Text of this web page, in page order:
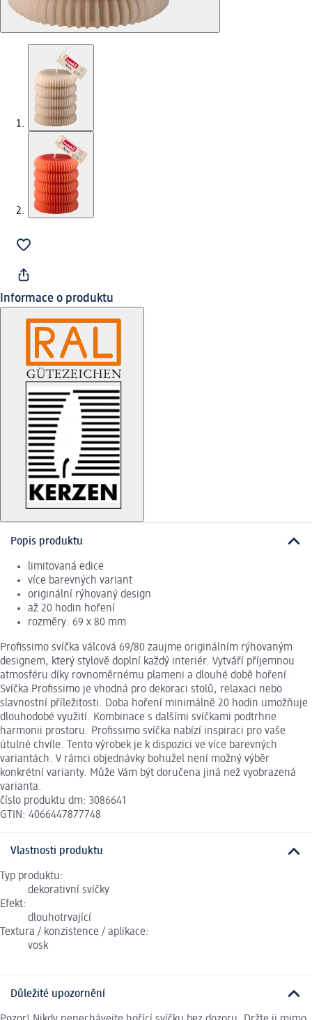
Informace o produktu
Popis produktu
limitovaná edice
více barevných variant
originální rýhovaný design
až 20 hodin hoření
rozměry: 69 x 80 mm
Profissimo svíčka válcová 69/80 zaujme originálním rýhovaným
designem, který stylově doplní každý interiér. Vytváří příjemnou
atmosféru díky rovnoměrnému plameni a dlouhé době hoření.
Svíčka Profissimo je vhodná pro dekoraci stolů, relaxaci nebo
slavnostní příležitosti. Doba hoření minimálně 20 hodin umožňuje
dlouhodobé využití. Kombinace s dalšími svíčkami podtrhne
harmonii prostoru. Profissimo svíčka nabízí inspiraci pro vaše
útulné chvíle. Tento výrobek je k dispozici ve více barevných
variantách. V rámci objednávky bohužel není možný výběr
konkrétní varianty. Může Vám být doručena jiná než vyobrazená
varianta.
číslo produktu dm: 3086641
GTIN: 4066447877748
Vlastnosti produktu
Typ produktu:
dekorativní svíčky
Efekt:
dlouhotrvající
Textura / konzistence / aplikace:
vosk
Důležité upozornění